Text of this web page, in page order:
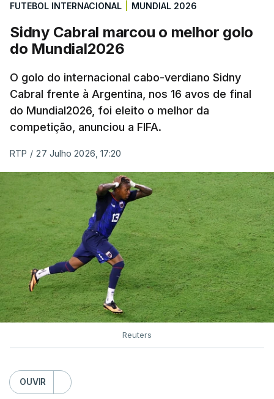
FUTEBOL INTERNACIONAL MUNDIAL 2026
Sidny Cabral marcou o melhor golo
do Mundial2026
O golo do internacional cabo-verdiano Sidny
Cabral frente à Argentina, nos 16 avos de final
do Mundial2026, foi eleito o melhor da
competição, anunciou a FIFA.
RTP / 27 Julho 2026, 17:20
Reuters
OUVIR